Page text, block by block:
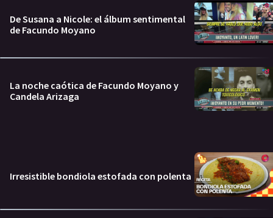
De Susana a Nicole: el álbum sentimental
de Facundo Moyano
La noche caótica de Facundo Moyano y
Candela Arizaga
Irresistible bondiola estofada con polenta